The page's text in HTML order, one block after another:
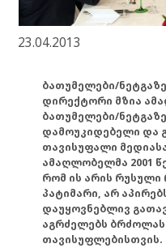
23.04.2013
ბათუმელები/
დირექტორი მზია
ბათუმელები/
დამოუკიდებელი და
თავისუფალი
ამაღლობელმა 2001
რომ ის არის რუსული
პატიმარი, არ
დაუყოვნებლივ
აგრძელებს ბრძოლას
თავისუფლებისთვის.